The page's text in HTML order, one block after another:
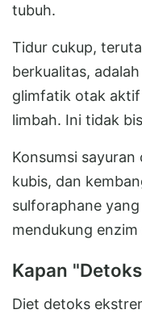
tubuh.
Tidur cukup,
berkualitas,
glimfatik otak
limbah. Ini tidak
Konsumsi
kubis, dan
sulforaphane
mendukung
Kapan
Diet detoks